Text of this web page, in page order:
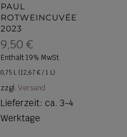
PAUL
ROTWEINCUVÉE
2023
9,50€
Enthält 19% MwSt.
0,75 L (12,67€ / 1 L)
zzgl.Versand
Lieferzeit: ca. 3-4
Werktage